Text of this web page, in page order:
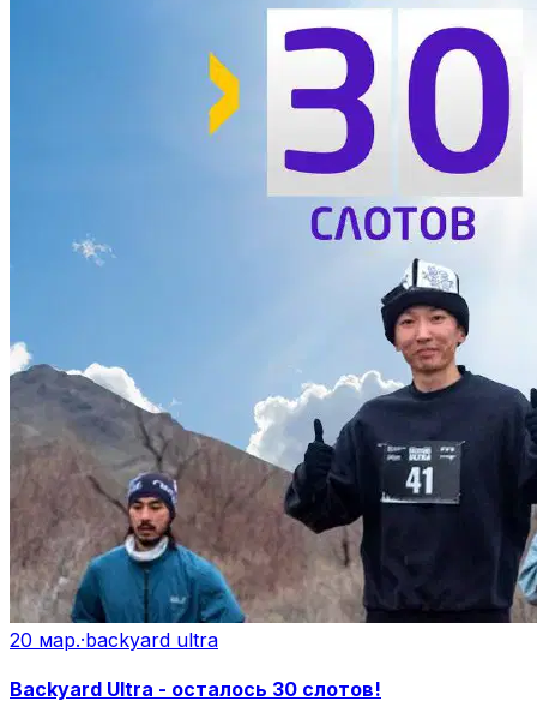
20 мар.·backyard ultra
Backyard Ultra - осталось 30 слотов!